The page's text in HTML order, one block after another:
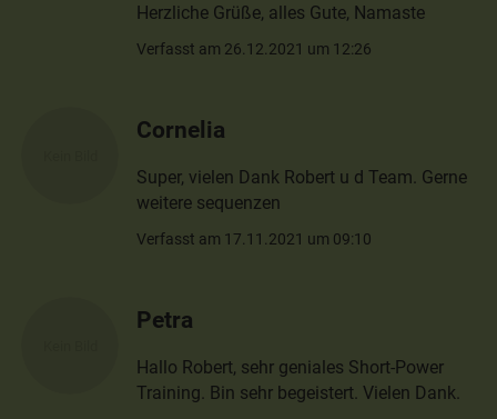
Herzliche Grüße, alles Gute, Namaste
Verfasst am 26.12.2021 um 12:26
Cornelia
Super, vielen Dank Robert u d Team. Gerne
weitere sequenzen
Verfasst am 17.11.2021 um 09:10
Petra
Hallo Robert, sehr geniales Short-Power
Training. Bin sehr begeistert. Vielen Dank.